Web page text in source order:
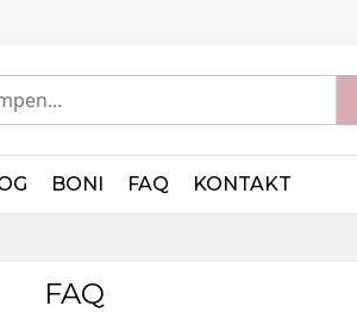
BONI FAQ KONTAKT
FAQ